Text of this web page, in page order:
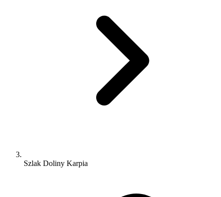
Szlak Doliny Karpia